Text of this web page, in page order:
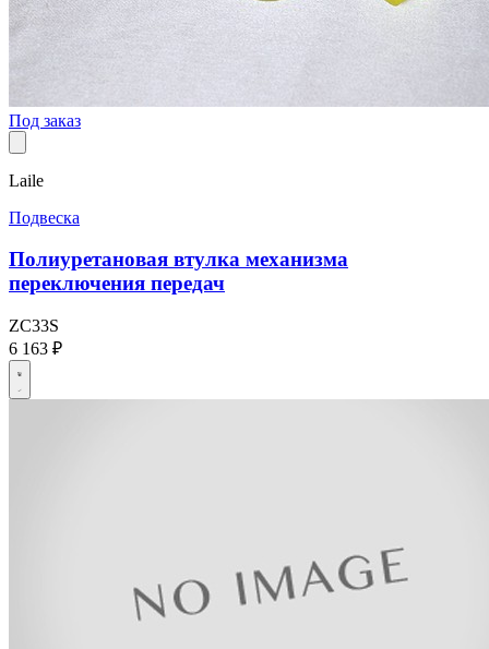
Под заказ
Laile
Подвеска
Полиуретановая втулка механизма
переключения передач
ZC33S
6 163 ₽